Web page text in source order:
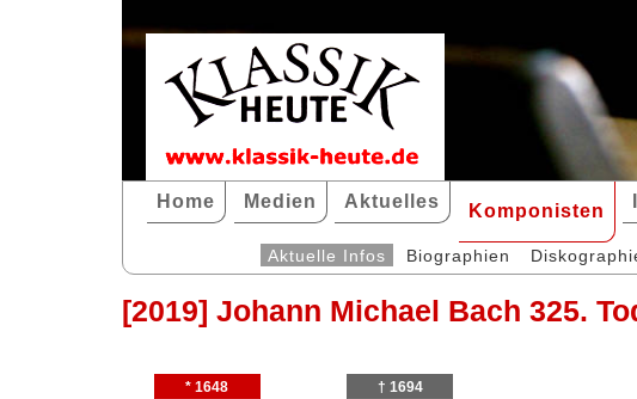
Home Medien Aktuelles Komponisten
Aktuelle Infos Biographien
[2019] Johann Michael Bach 325.
* 1648 † 1694